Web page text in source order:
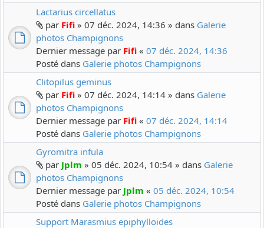
Lactarius circellatus
par Fifi » 07 déc. 2024, 14:36 » dans Galerie
photos Champignons
Dernier message par Fifi « 07 déc. 2024, 14:36
Posté dans Galerie photos Champignons
Clitopilus geminus
par Fifi » 07 déc. 2024, 14:14 » dans Galerie
photos Champignons
Dernier message par Fifi « 07 déc. 2024, 14:14
Posté dans Galerie photos Champignons
Gyromitra infula
par Jplm » 05 déc. 2024, 10:54 » dans Galerie
photos Champignons
Dernier message par Jplm « 05 déc. 2024, 10:54
Posté dans Galerie photos Champignons
Support Marasmius epiphylloides